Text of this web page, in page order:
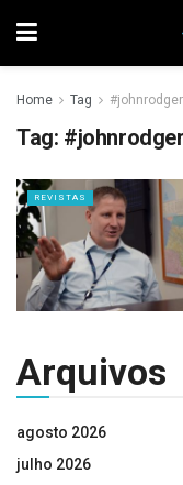
Home Tag
Tag:
REVISTAS
Arquivos
agosto 2026
julho 2026